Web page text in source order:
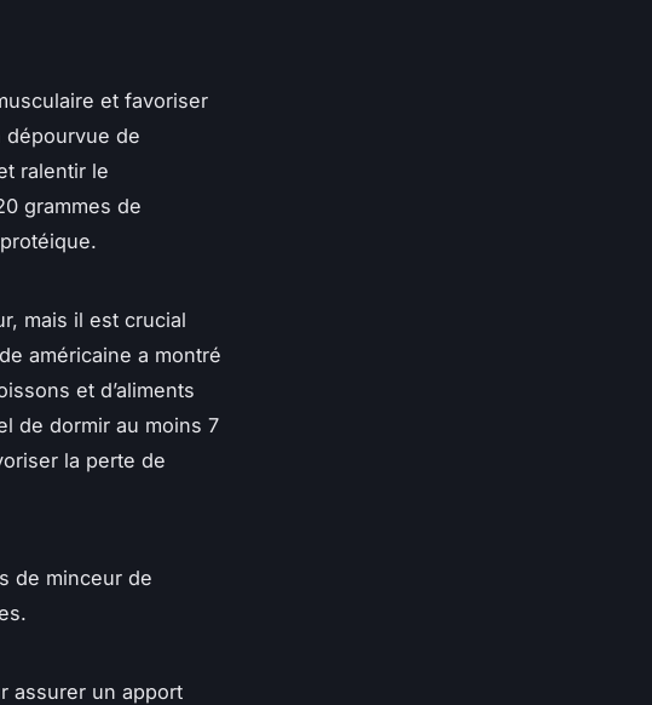
et favoriser
dépourvue de
ralentir le
grammes de
mais il est crucial
américaine a montré
et d’aliments
de dormir au moins 7
la perte de
de minceur de
assurer un apport